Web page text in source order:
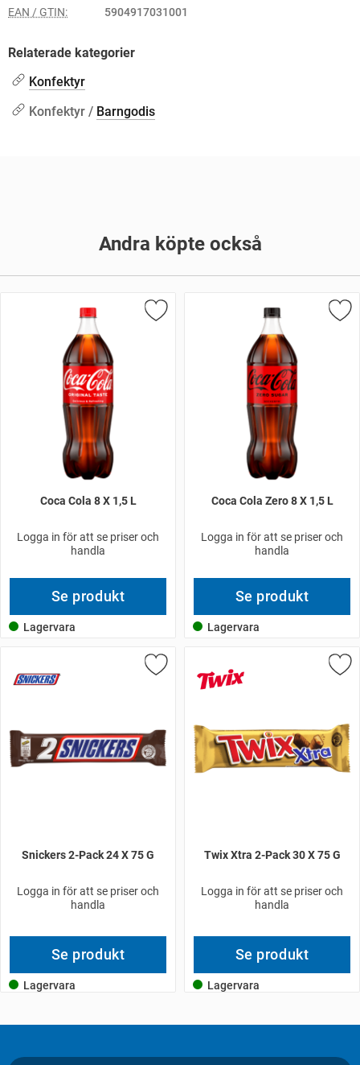
EAN / GTIN:
5904917031001
Relaterade kategorier
Konfektyr
Konfektyr / Barngodis
Andra köpte också
Coca Cola 8 X 1,5 L
Logga in för att se priser och
handla
Se produkt
Lagervara
Coca Cola Zero 8 X 1,5 L
Logga in för att se priser och
handla
Se produkt
Lagervara
Snickers 2-Pack 24 X 75 G
Logga in för att se priser och
handla
Se produkt
Lagervara
Twix Xtra 2-Pack 30 X 75 G
Logga in för att se priser och
handla
Se produkt
Lagervara